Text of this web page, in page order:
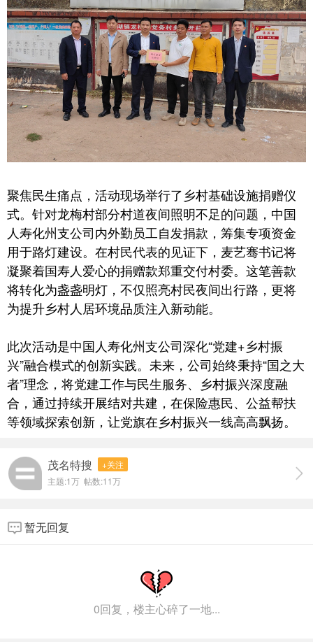
聚焦民生痛点，活动现场举行了乡村基础设施捐赠仪
式。针对龙梅村部分村道夜间照明不足的问题，中国
人寿化州支公司内外勤员工自发捐款，筹集专项资金
用于路灯建设。在村民代表的见证下，麦艺骞书记将
凝聚着国寿人爱心的捐赠款郑重交付村委。这笔善款
将转化为盏盏明灯，不仅照亮村民夜间出行路，更将
为提升乡村人居环境品质注入新动能。
此次活动是中国人寿化州支公司深化“党建+乡村振
兴”融合模式的创新实践。未来，公司始终秉持“国之大
者”理念，将党建工作与民生服务、乡村振兴深度融
合，通过持续开展结对共建，在保险惠民、公益帮扶
等领域探索创新，让党旗在乡村振兴一线高高飘扬。
茂名特搜
+关注
主题:1万 帖数:11万
暂无回复
0回复，楼主心碎了一地...